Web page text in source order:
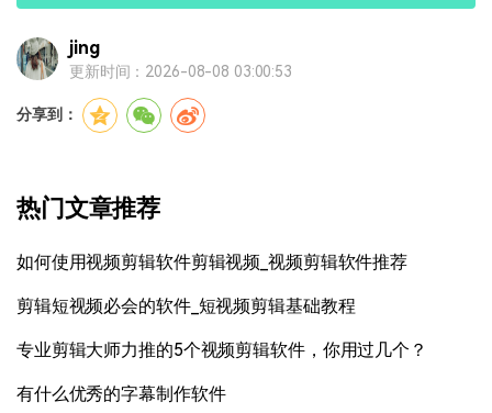
jing
更新时间：2026-08-08 03:00:53
分享到：
热门文章推荐
如何使用视频剪辑软件剪辑视频_视频剪辑软件推荐
剪辑短视频必会的软件_短视频剪辑基础教程
专业剪辑大师力推的5个视频剪辑软件，你用过几个？
有什么优秀的字幕制作软件